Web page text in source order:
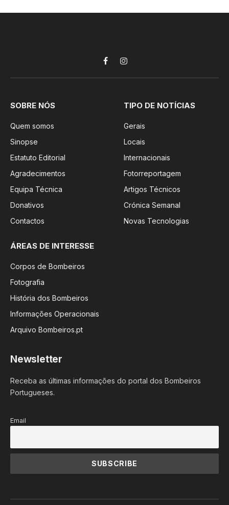
FacebookInstagram
SOBRE NÓS
Quem somos
Sinopse
Estatuto Editorial
Agradecimentos
Equipa Técnica
Donativos
Contactos
TIPO DE NOTÍCIAS
Gerais
Locais
Internacionais
Fotorreportagem
Artigos Técnicos
Crónica Semanal
Novas Tecnologias
ÁREAS DE INTERESSE
Corpos de Bombeiros
Fotografia
História dos Bombeiros
Informações Operacionais
Arquivo Bombeiros.pt
Newsletter
Receba as últimas informações do portal dos Bombeiros
Portugueses.
Email